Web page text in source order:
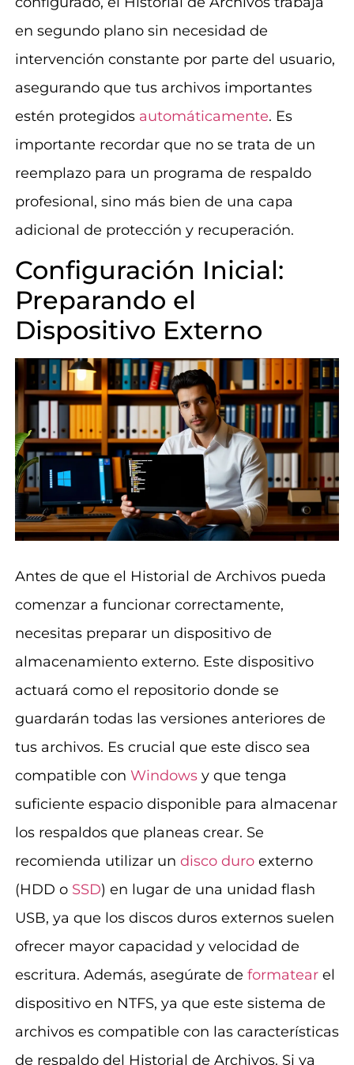
en segundo plano sin necesidad de
intervención constante por parte del usuario,
asegurando que tus archivos importantes
estén protegidos automáticamente. Es
importante recordar que no se trata de un
reemplazo para un programa de respaldo
profesional, sino más bien de una capa
adicional de protección y recuperación.
Configuración Inicial:
Preparando el
Dispositivo Externo
Antes de que el Historial de Archivos pueda
comenzar a funcionar correctamente,
necesitas preparar un dispositivo de
almacenamiento externo. Este dispositivo
actuará como el repositorio donde se
guardarán todas las versiones anteriores de
tus archivos. Es crucial que este disco sea
compatible con Windowsy que tenga
suficiente espacio disponible para almacenar
los respaldos que planeas crear. Se
recomienda utilizar un disco duroexterno
(HDD o SSD) en lugar de una unidad flash
USB, ya que los discos duros externos suelen
ofrecer mayor capacidad y velocidad de
escritura. Además, asegúrate de formatearel
dispositivo en NTFS, ya que este sistema de
archivos es compatible con las características
de respaldo del Historial de Archivos. Si ya